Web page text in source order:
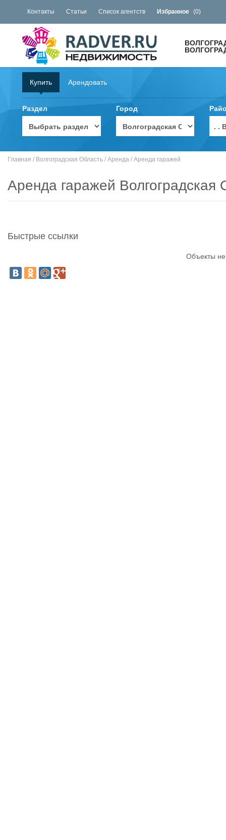
Контакты Статьи Список агентств Избранное (0)
Купить Арендовать
Раздел Город
. .
Главная / Волгоградская Область / Аренда / Аренда гаражей
Аренда гаражей Волгоградская
Быстрые ссылки
Объекты